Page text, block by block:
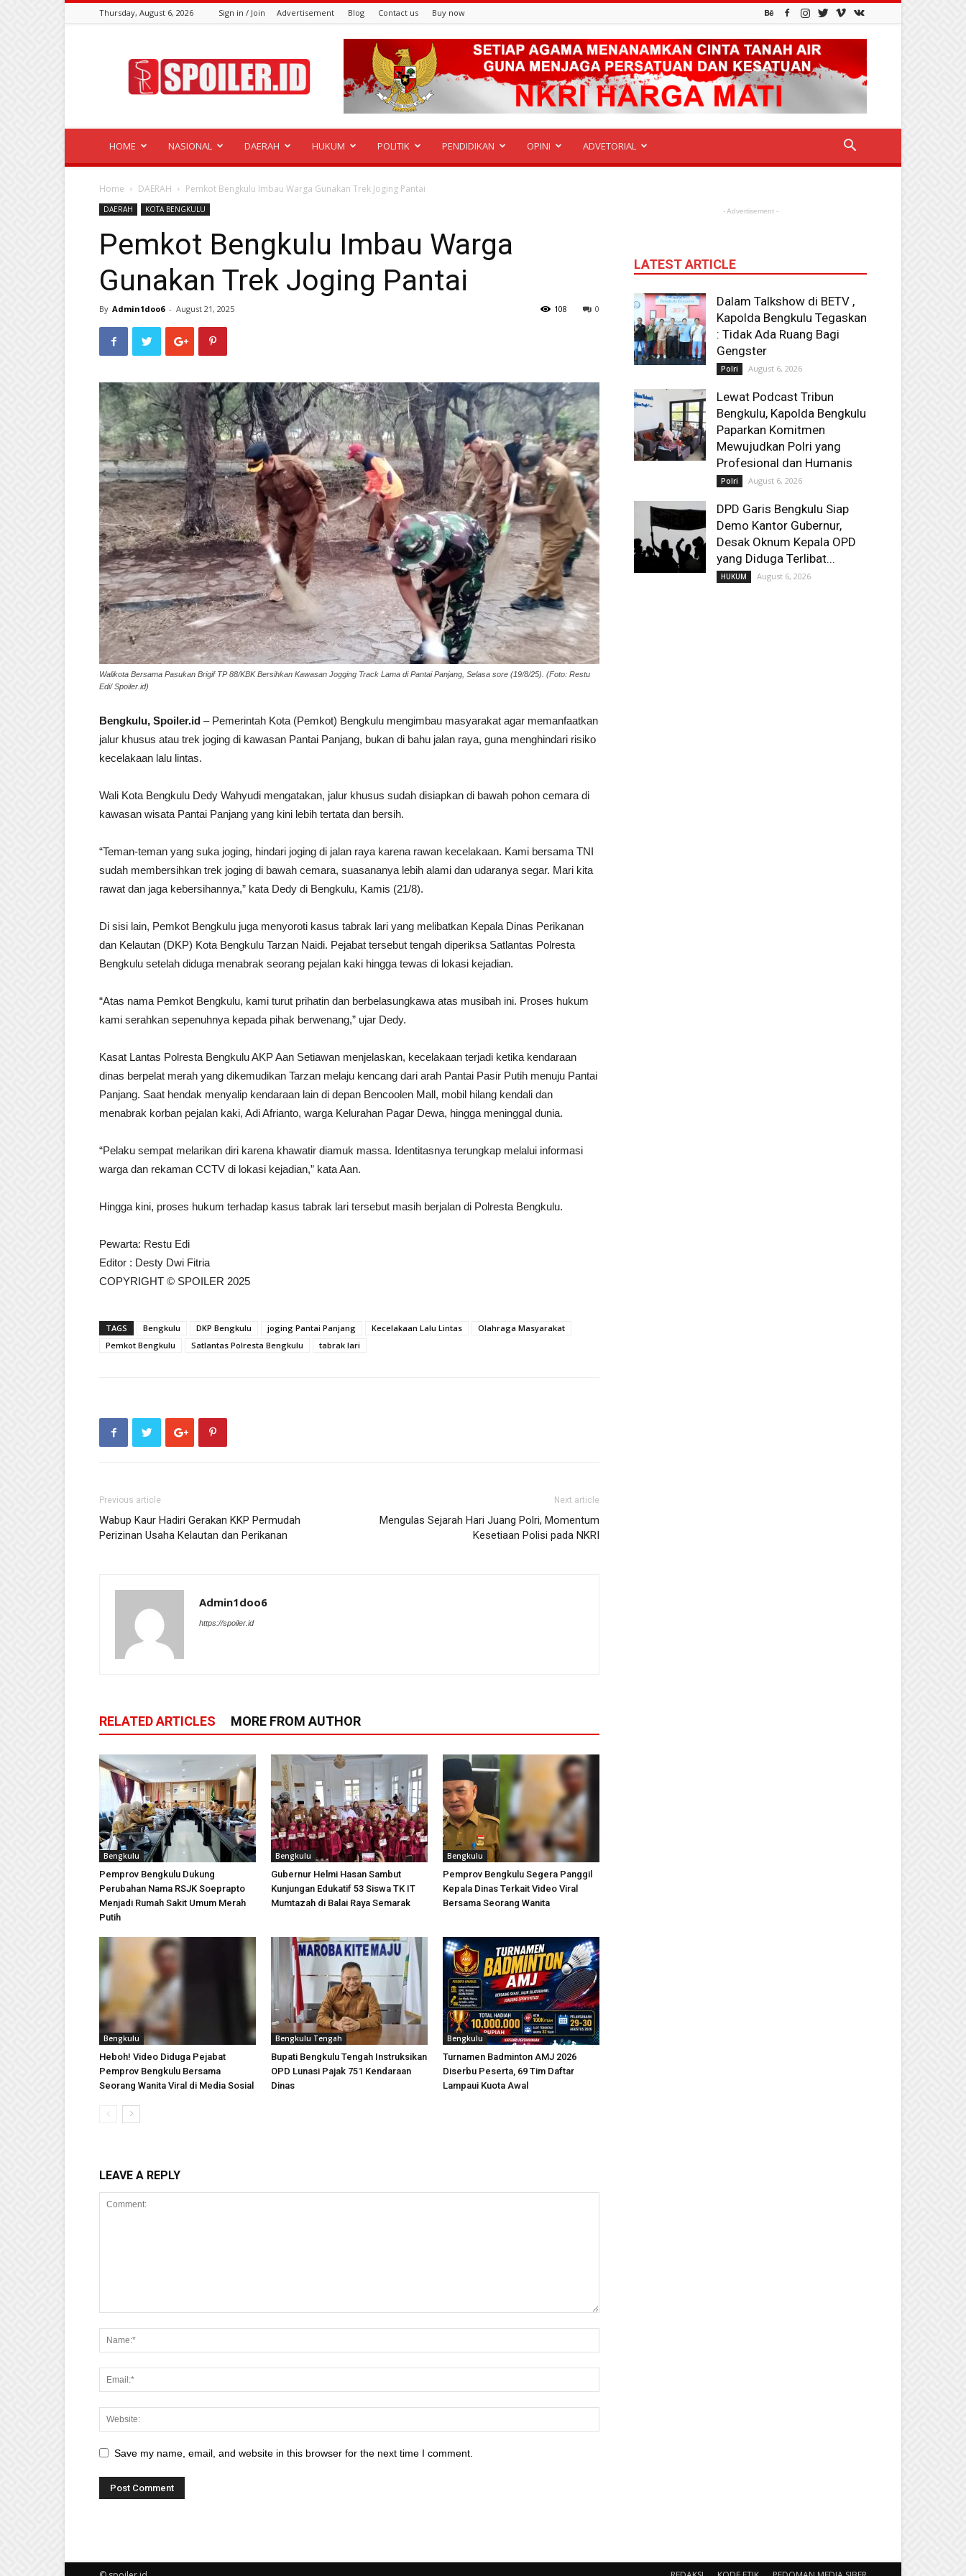
Thursday, August 6, 2026 Sign in / Join Advertisement Blog Contact us Buy now
HOME NASIONAL DAERAH HUKUM POLITIK PENDIDIKAN OPINI ADVETORIAL
Home DAERAH Pemkot Bengkulu Imbau Warga Gunakan Trek Joging Pantai
DAERAH KOTA BENGKULU
Pemkot Bengkulu Imbau Warga
Gunakan Trek Joging Pantai
By Admin1doo6 - August 21, 2025 0
108
Walikota Bersama Pasukan Brigif TP 88/KBK Bersihkan Kawasan Jogging Track Lama di Pantai Panjang, Selasa sore (19/8/25). (Foto: Restu
Edi/ Spoiler.id)
Bengkulu, Spoiler.id – Pemerintah Kota (Pemkot) Bengkulu mengimbau masyarakat agar memanfaatkan
jalur khusus atau trek joging di kawasan Pantai Panjang, bukan di bahu jalan raya, guna menghindari risiko
kecelakaan lalu lintas.
Wali Kota Bengkulu Dedy Wahyudi mengatakan, jalur khusus sudah disiapkan di bawah pohon cemara di
kawasan wisata Pantai Panjang yang kini lebih tertata dan bersih.
“Teman-teman yang suka joging, hindari joging di jalan raya karena rawan kecelakaan. Kami bersama TNI
sudah membersihkan trek joging di bawah cemara, suasananya lebih alami dan udaranya segar. Mari kita
rawat dan jaga kebersihannya,” kata Dedy di Bengkulu, Kamis (21/8).
Di sisi lain, Pemkot Bengkulu juga menyoroti kasus tabrak lari yang melibatkan Kepala Dinas Perikanan
dan Kelautan (DKP) Kota Bengkulu Tarzan Naidi. Pejabat tersebut tengah diperiksa Satlantas Polresta
Bengkulu setelah diduga menabrak seorang pejalan kaki hingga tewas di lokasi kejadian.
“Atas nama Pemkot Bengkulu, kami turut prihatin dan berbelasungkawa atas musibah ini. Proses hukum
kami serahkan sepenuhnya kepada pihak berwenang,” ujar Dedy.
Kasat Lantas Polresta Bengkulu AKP Aan Setiawan menjelaskan, kecelakaan terjadi ketika kendaraan
dinas berpelat merah yang dikemudikan Tarzan melaju kencang dari arah Pantai Pasir Putih menuju Pantai
Panjang. Saat hendak menyalip kendaraan lain di depan Bencoolen Mall, mobil hilang kendali dan
menabrak korban pejalan kaki, Adi Afrianto, warga Kelurahan Pagar Dewa, hingga meninggal dunia.
“Pelaku sempat melarikan diri karena khawatir diamuk massa. Identitasnya terungkap melalui informasi
warga dan rekaman CCTV di lokasi kejadian,” kata Aan.
Hingga kini, proses hukum terhadap kasus tabrak lari tersebut masih berjalan di Polresta Bengkulu.
Pewarta: Restu Edi
Editor : Desty Dwi Fitria
COPYRIGHT © SPOILER 2025
TAGS Bengkulu DKP Bengkulu joging Pantai Panjang Kecelakaan Lalu Lintas
Olahraga Masyarakat
Pemkot Bengkulu
Satlantas Polresta Bengkulu tabrak lari
Previous article
Wabup Kaur Hadiri Gerakan KKP Permudah
Perizinan Usaha Kelautan dan Perikanan
Next article
Mengulas Sejarah Hari Juang Polri, Momentum
Kesetiaan Polisi pada NKRI
Admin1doo6
https://spoiler.id
RELATED ARTICLES MORE FROM AUTHOR
Bengkulu
Pemprov Bengkulu Dukung
Perubahan Nama RSJK Soeprapto
Menjadi Rumah Sakit Umum Merah
Putih
Bengkulu
Gubernur Helmi Hasan Sambut
Kunjungan Edukatif 53 Siswa TK IT
Mumtazah di Balai Raya Semarak
Bengkulu
Pemprov Bengkulu Segera Panggil
Kepala Dinas Terkait Video Viral
Bersama Seorang Wanita
Bengkulu
Heboh! Video Diduga Pejabat
Pemprov Bengkulu Bersama
Seorang Wanita Viral di Media Sosial
Bengkulu Tengah
Bupati Bengkulu Tengah Instruksikan
OPD Lunasi Pajak 751 Kendaraan
Dinas
Bengkulu
Turnamen Badminton AMJ 2026
Diserbu Peserta, 69 Tim Daftar
Lampaui Kuota Awal
LEAVE A REPLY
Save my name, email, and website in this browser for the next time I comment.
- Advertisement -
LATEST ARTICLE
Dalam Talkshow di BETV ,
Kapolda Bengkulu Tegaskan
: Tidak Ada Ruang Bagi
Gengster
Polri August 6, 2026
Lewat Podcast Tribun
Bengkulu, Kapolda Bengkulu
Paparkan Komitmen
Mewujudkan Polri yang
Profesional dan Humanis
Polri August 6, 2026
DPD Garis Bengkulu Siap
Demo Kantor Gubernur,
Desak Oknum Kepala OPD
yang Diduga Terlibat...
HUKUM August 6, 2026